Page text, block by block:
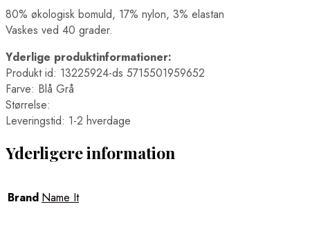
80% økologisk bomuld, 17% nylon, 3% elastan
Vaskes ved 40 grader.
Yderlige produktinformationer:
Produkt id: 13225924-ds 5715501959652
Farve: Blå Grå
Størrelse:
Leveringstid: 1-2 hverdage
Yderligere information
Brand Name It